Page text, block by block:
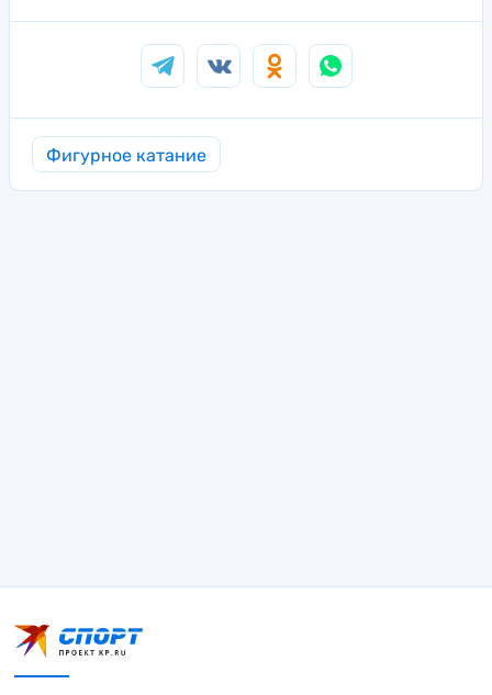
Фигурное катание